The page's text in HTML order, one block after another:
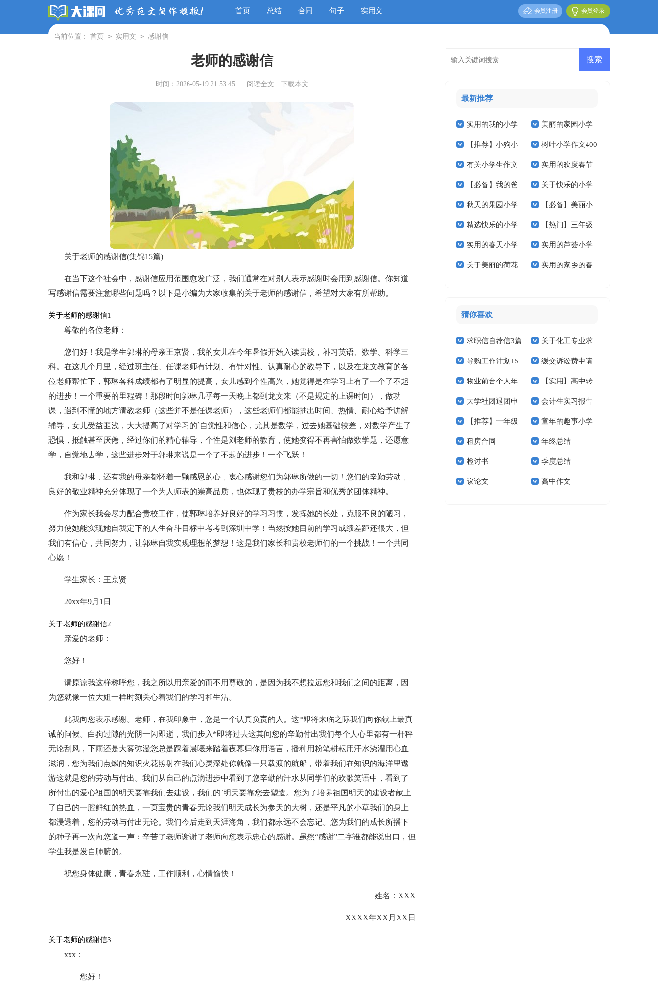
首页 总结 合同 句子 实用文 会员登录
会员注册
当前位置： 首页 > 实用文 > 感谢信
老师的感谢信
时间：2026-05-19 21:53:45 阅读全文 下载本文
关于老师的感谢信(集锦15篇)
在当下这个社会中，感谢信应用范围愈发广泛，我们通常在对别人表示感谢时会用到感谢信。你知道
写感谢信需要注意哪些问题吗？以下是小编为大家收集的关于老师的感谢信，希望对大家有所帮助。
关于老师的感谢信1
尊敬的各位老师：
您们好！我是学生郭琳的母亲王京贤，我的女儿在今年暑假开始入读贵校，补习英语、数学、科学三
科。在这几个月里，经过班主任、任课老师有计划、有针对性、认真耐心的教导下，以及在龙文教育的各
位老师帮忙下，郭琳各科成绩都有了明显的提高，女儿感到个性高兴，她觉得是在学习上有了一个了不起
的进步！一个重要的里程碑！那段时间郭琳几乎每一天晚上都到龙文来（不是规定的上课时间），做功
课，遇到不懂的地方请教老师（这些并不是任课老师），这些老师们都能抽出时间、热情、耐心给予讲解
辅导，女儿受益匪浅，大大提高了对学习的`自觉性和信心，尤其是数学，过去她基础较差，对数学产生了
恐惧，抵触甚至厌倦，经过你们的精心辅导，个性是刘老师的教育，使她变得不再害怕做数学题，还愿意
学，自觉地去学，这些进步对于郭琳来说是一个了不起的进步！一个飞跃！
我和郭琳，还有我的母亲都怀着一颗感恩的心，衷心感谢您们为郭琳所做的一切！您们的辛勤劳动，
良好的敬业精神充分体现了一个为人师表的崇高品质，也体现了贵校的办学宗旨和优秀的团体精神。
作为家长我会尽力配合贵校工作，使郭琳培养好良好的学习习惯，发挥她的长处，克服不良的陋习，
努力使她能实现她自我定下的人生奋斗目标中考考到深圳中学！当然按她目前的学习成绩差距还很大，但
我们有信心，共同努力，让郭琳自我实现理想的梦想！这是我们家长和贵校老师们的一个挑战！一个共同
心愿！
学生家长：王京贤
20xx年9月1日
关于老师的感谢信2
亲爱的老师：
您好！
请原谅我这样称呼您，我之所以用亲爱的而不用尊敬的，是因为我不想拉远您和我们之间的距离，因
为您就像一位大姐一样时刻关心着我们的学习和生活。
此我向您表示感谢。老师，在我印象中，您是一个认真负责的人。这*即将来临之际我们向你献上最真
诚的问候。白驹过隙的光阴一闪即逝，我们步入*即将过去这其间您的辛勤付出我们每个人心里都有一杆秤
无论刮风，下雨还是大雾弥漫您总是踩着晨曦来踏着夜幕归你用语言，播种用粉笔耕耘用汗水浇灌用心血
滋润，您为我们点燃的知识火花照射在我们心灵深处你就像一只载渡的航船，带着我们在知识的海洋里遨
游这就是您的劳动与付出。我们从自己的点滴进步中看到了您辛勤的汗水从同学们的欢歌笑语中，看到了
所付出的爱心祖国的明天要靠我们去建设，我们的`明天要靠您去塑造。您为了培养祖国明天的建设者献上
了自己的一腔鲜红的热血，一页宝贵的青春无论我们明天成长为参天的大树，还是平凡的小草我们的身上
都浸透着，您的劳动与付出无论。我们今后走到天涯海角，我们都永远不会忘记。您为我们的成长所播下
的种子再一次向您道一声：辛苦了老师谢谢了老师向您表示忠心的感谢。虽然“感谢”二字谁都能说出口，但
学生我是发自肺腑的。
祝您身体健康，青春永驻，工作顺利，心情愉快！
姓名：XXX
XXXX年XX月XX日
关于老师的感谢信3
xxx：
您好！
最新推荐
实用的我的小学
作文锦集10篇
美丽的家园小学
作文400字六篇
【推荐】小狗小
学作文300字4篇
树叶小学作文400
字十篇
有关小学生作文
300字锦集6篇
实用的欢度春节
的小学作文三篇
【必备】我的爸
爸三年级作文汇总八
篇
关于快乐的小学
作文600字四篇
秋天的果园小学
作文300字三篇
【必备】美丽小
学作文300字3篇
精选快乐的小学
作文600字十篇
【热门】三年级
叙事作文300字集锦
9篇
实用的春天小学
作文300字3篇
实用的芦荟小学
作文汇总九篇
关于美丽的荷花 实用的家乡的春
猜你喜欢
求职信自荐信3篇 关于化工专业求
职信汇总九篇
导购工作计划15
篇
缓交诉讼费申请
书(15篇)
物业前台个人年
终总结3篇
【实用】高中转
学申请书4篇
大学社团退团申
请书
会计生实习报告
汇编十篇
【推荐】一年级
作文300字汇总8篇
童年的趣事小学
生作文
租房合同 年终总结
检讨书 季度总结
议论文 高中作文